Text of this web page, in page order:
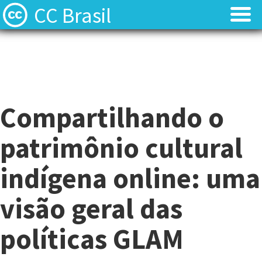
CC Brasil
Licenças
Contato
Quem somos?
Perguntas frequentes (FAQ)
Licenças
Contato
Quem somos?
Perguntas frequentes (FAQ)
Compartilhando o
patrimônio cultural
indígena online: uma
visão geral das
políticas GLAM